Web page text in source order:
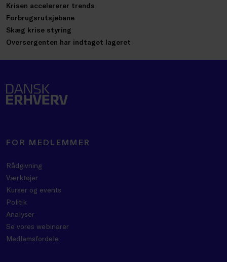
Krisen accelererer trends
Forbrugsrutsjebane
Skæg krise styring
Oversergenten har indtaget lageret
FOR MEDLEMMER
Rådgivning
Værktøjer
Kurser og events
Politik
Analyser
Se vores webinarer
Medlemsfordele